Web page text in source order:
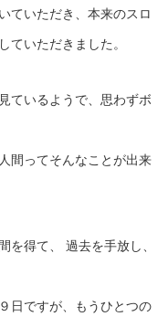
ていただき、本来のスロ
ていただきました。
ているようで、思わずボ
間ってそんなことが出来
を得て、 過去を手放し、
日ですが、もうひとつの